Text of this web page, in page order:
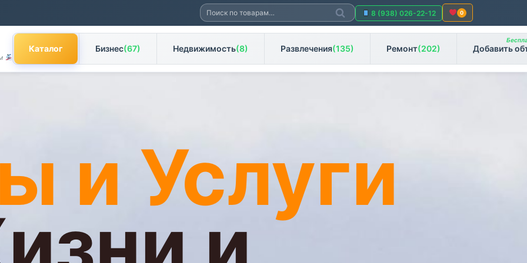
Искать:
Поиск
8 (938) 026-22-12 0
Каталог Бизнес(67) Недвижимость(8) Развлечения(135) Ремонт(202) Добавить
и Услуги